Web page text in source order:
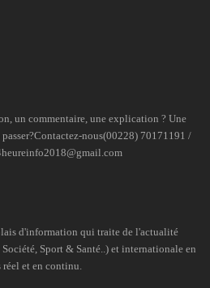
un commentaire, une explication ? Une
nous(00228) 70171191 /
d'information qui traite de l'actualité
Sport & Santé..) et internationale en
réel et en continu.